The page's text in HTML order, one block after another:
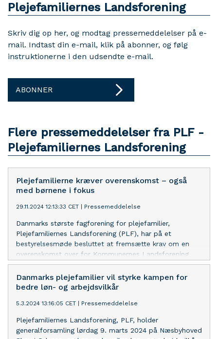
Plejefamiliernes Landsforening
Skriv dig op her, og modtag pressemeddelelser på e-
mail. Indtast din e-mail, klik på abonner, og følg
instruktionerne i den udsendte e-mail.
ABONNER
Flere pressemeddelelser fra PLF -
Plejefamiliernes Landsforening
Plejefamilierne kræver overenskomst – også
med børnene i fokus
29.11.2024 12:13:33 CET Pressemeddelelse
Danmarks største fagforening for plejefamilier,
Plejefamiliernes Landsforening (PLF), har på et
bestyrelsesmøde besluttet at fremsætte krav om en
overenskomst over for Kommunernes Landsforening
(KL). Beslutningen er truffet med henblik på at sikre
bedre sikkerhed og rettigheder for plejefamilier og deres
ansættelsesvilkår. Formand for PLF, Inge Neander,
plejefamilierne. Hvis vi ønsker at bevare og rekruttere
plejefamilier vil have almindelige
lønmodtagerrettigheder og opsigelsesvarsler, der
Danmarks plejefamilier vil styrke kampen for
bedre løn- og arbejdsvilkår
5.3.2024 13:16:05 CET Pressemeddelelse
Plejefamiliernes Landsforening, PLF, holder
generalforsamling lørdag 9. marts 2024 på Næsbyhoved